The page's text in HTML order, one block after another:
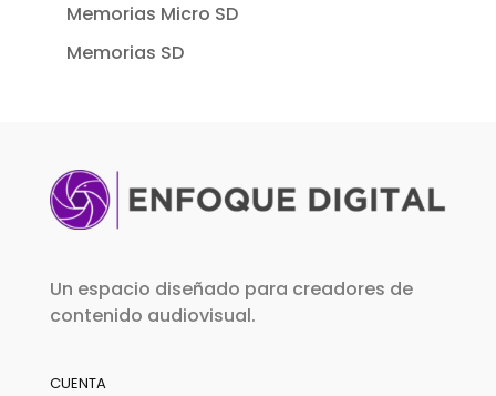
Memorias Micro SD
Memorias SD
Un espacio diseñado para creadores de
contenido audiovisual.
CUENTA